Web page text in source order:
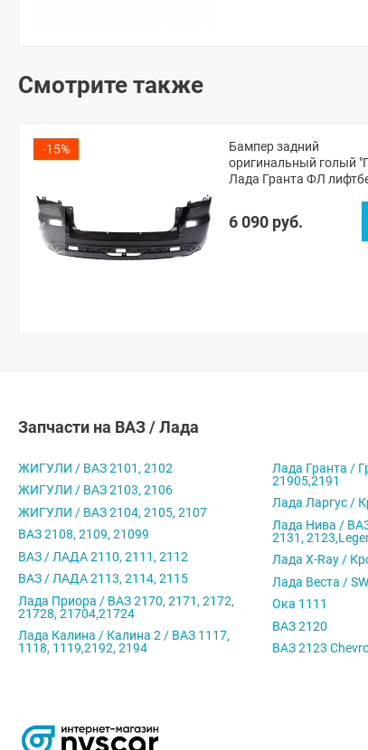
Смотрите также
-15%
Бампер задний
оригинальный голый
Лада Гранта ФЛ
6 090 руб.
Запчасти на ВАЗ / Лада
ЖИГУЛИ / ВАЗ 2101, 2102
ЖИГУЛИ / ВАЗ 2103, 2106
ЖИГУЛИ / ВАЗ 2104, 2105, 2107
ВАЗ 2108, 2109, 21099
ВАЗ / ЛАДА 2110, 2111, 2112
ВАЗ / ЛАДА 2113, 2114, 2115
Лада Приора / ВАЗ 2170, 2171, 2172,
21728, 21704,21724
Лада Калина / Калина 2 / ВАЗ 1117,
1118, 1119,2192, 2194
Лада Гранта /
21905,2191
Лада Ларгус /
Лада Нива /
2131,
Лада X-Ray /
Лада Веста /
Ока 1111
ВАЗ 2120
ВАЗ 2123